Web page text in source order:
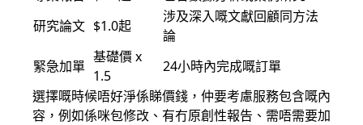
研究論文 $1.0起
涉及深入嘅文獻回顧同方法
論
緊急加單
基礎價 x
1.5
24小時內完成嘅訂單
選擇嘅時候唔好淨係睇價錢，仲要考慮服務包含嘅內
容，例如係咪包修改、有冇原創性報告、需唔需要加